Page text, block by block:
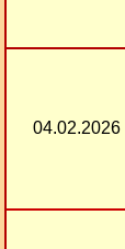
04.02.2026